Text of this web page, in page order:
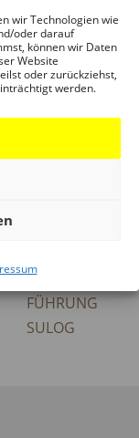
wir Technologien wie
oder darauf
können wir Daten
Website
oder zurückziehst,
werden.
MENU
AFTER WORK
FÜHRUNG
SULOG